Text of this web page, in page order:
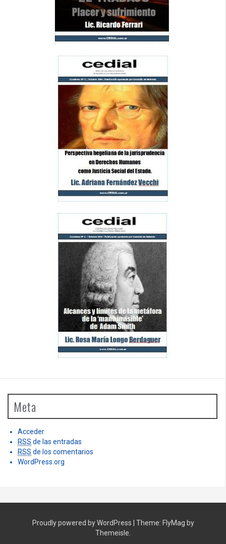
Meta
Acceder
RSS de las entradas
RSS de los comentarios
WordPress.org
Proudly powered by WordPress Theme: FlyMag by
Themeisle.